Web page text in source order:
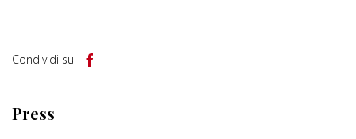
Condividi su
Press